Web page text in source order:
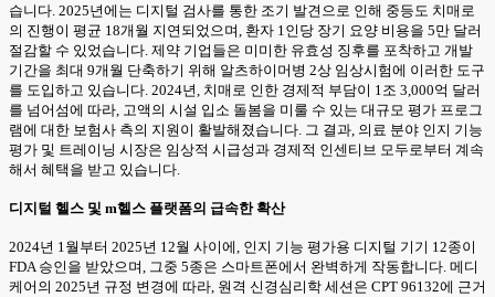
습니다. 2025년에는 디지털 검사를 통한 조기 발견으로 인해 중등도 치매로
의 진행이 평균 18개월 지연되었으며, 환자 1인당 장기 요양 비용을 5만 달러
절감할 수 있었습니다. 제약 기업들은 미미한 유효성 징후를 포착하고 개발
기간을 최대 9개월 단축하기 위해 알츠하이머병 2상 임상시험에 이러한 도구
를 도입하고 있습니다. 2024년, 치매로 인한 경제적 부담이 1조 3,000억 달러
를 넘어섬에 따라, 고액의 시설 입소 돌봄을 미룰 수 있는 대규모 평가 프로그
램에 대한 보험사 측의 지원이 활발해졌습니다. 그 결과, 의료 분야 인지 기능
평가 및 트레이닝 시장은 임상적 시급성과 경제적 인센티브 모두로부터 계속
해서 혜택을 받고 있습니다.
디지털 헬스 및 m헬스 플랫폼의 급속한 확산
2024년 1월부터 2025년 12월 사이에, 인지 기능 평가용 디지털 기기 12종이
FDA 승인을 받았으며, 그중 5종은 스마트폰에서 완벽하게 작동합니다. 메디
케어의 2025년 규정 변경에 따라, 원격 신경심리학 세션은 CPT 96132에 근거